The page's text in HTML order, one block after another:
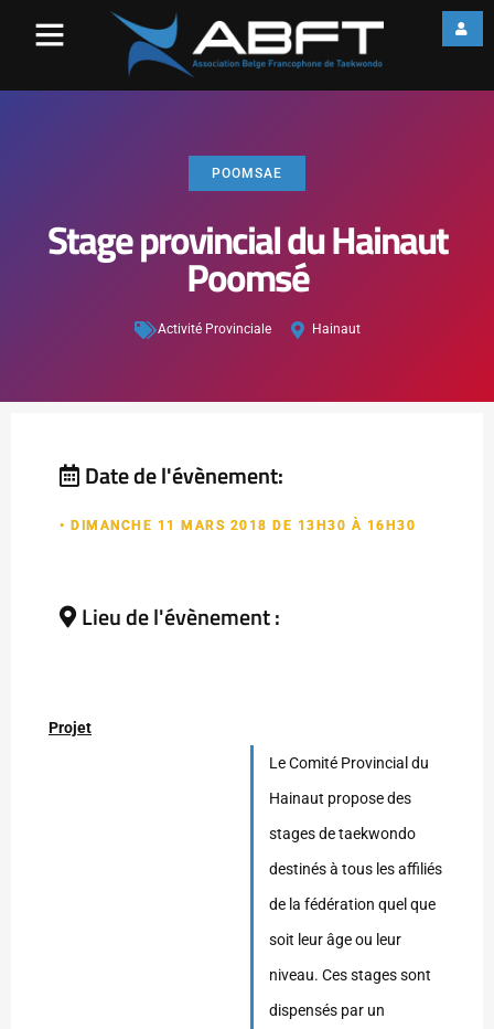
POOMSAE
Stage provincial du Hainaut
Poomsé
Activité Provinciale Hainaut
Date de l'évènement:
• DIMANCHE 11 MARS 2018 DE 13H30 À 16H30
Lieu de l'évènement :
Projet
Le Comité Provincial du
Hainaut propose des
stages de taekwondo
destinés à tous les affiliés
de la fédération quel que
soit leur âge ou leur
niveau. Ces stages sont
dispensés par un